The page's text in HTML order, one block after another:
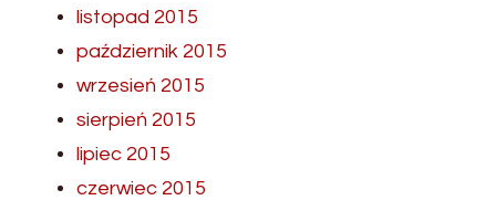
listopad 2015
październik 2015
wrzesień 2015
sierpień 2015
lipiec 2015
czerwiec 2015